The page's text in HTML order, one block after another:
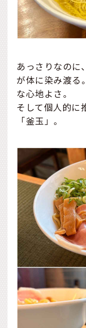
あっさりなのに
が体に染み渡る
な心地よさ。
そして個人的に
「釜玉」。